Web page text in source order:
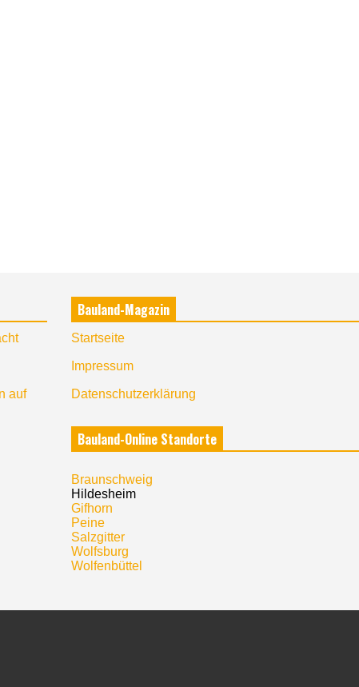
auf
Bauland-Magazin
Startseite
Impressum
Datenschutzerklärung
Bauland-Online Standorte
Braunschweig
Hildesheim
Gifhorn
Peine
Salzgitter
Wolfsburg
Wolfenbüttel